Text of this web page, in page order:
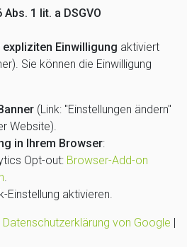
Abs. 1 lit. a DSGVO
expliziten Einwilligung aktiviert
Sie können die Einwilligung
(Link: "Einstellungen ändern"
Website).
in Ihrem Browser:
Opt-out: Browser-Add-on
.
Einstellung aktivieren.
Datenschutzerklärung von Google |